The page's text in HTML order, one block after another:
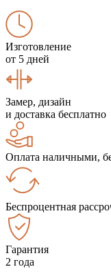
Изготовление
от 5 дней
Замер, дизайн
и доставка бесплатно
Оплата наличными,
Беспроцентная
Гарантия
2 года